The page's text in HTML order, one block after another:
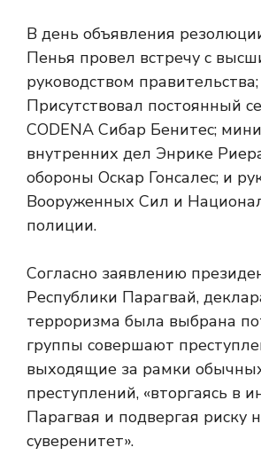
В день объявления
Пенья провел встречу с
руководством правительства;
Присутствовал постоянный
CODENA Сибар Бенитес;
внутренних дел Энрике
обороны Оскар Гонсалес; и
Вооруженных Сил и
полиции.
Согласно заявлению
Республики Парагвай,
терроризма была выбрана
группы совершают
выходящие за рамки
преступлений, «вторгаясь в
Парагвая и подвергая риску
суверенитет».